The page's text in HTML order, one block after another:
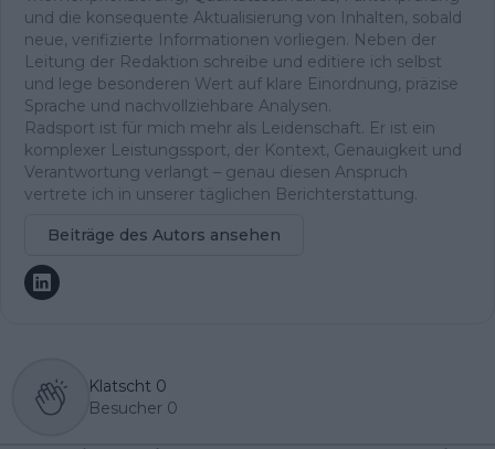
und die konsequente Aktualisierung von Inhalten, sobald
neue, verifizierte Informationen vorliegen. Neben der
Leitung der Redaktion schreibe und editiere ich selbst
und lege besonderen Wert auf klare Einordnung, präzise
Sprache und nachvollziehbare Analysen.
Radsport ist für mich mehr als Leidenschaft. Er ist ein
komplexer Leistungssport, der Kontext, Genauigkeit und
Verantwortung verlangt – genau diesen Anspruch
vertrete ich in unserer täglichen Berichterstattung.
Beiträge des Autors ansehen
Klatscht 0
Besucher 0